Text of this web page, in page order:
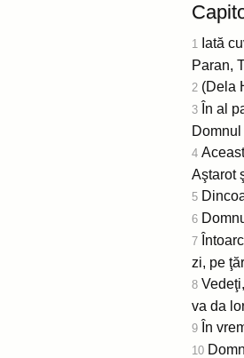
1
Iată
Paran,
2 (Dela
3 În al
4
Aştarot
5
6
7
zi, pe
8
va da
9 În
10